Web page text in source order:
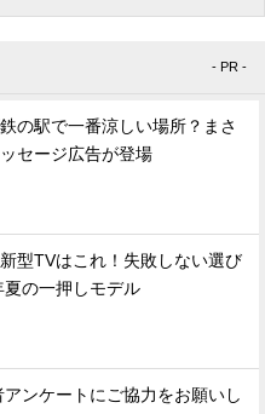
- PR -
鉄の駅で一番涼しい場所？まさ
セージ広告が登場
型TVはこれ！失敗しない選び
の一押しモデル
ンケートにご協力をお願いし